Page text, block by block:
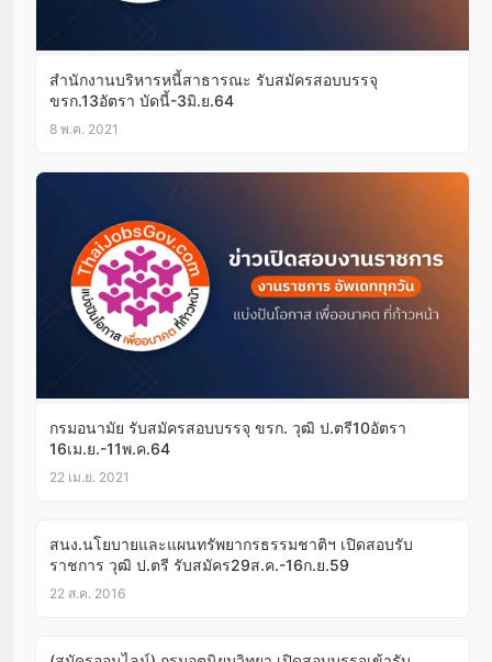
สำนักงานบริหารหนี้สาธารณะ รับสมัครสอบบรรจุ
ขรก.13อัตรา บัดนี้-3มิ.ย.64
8 พ.ค. 2021
กรมอนามัย รับสมัครสอบบรรจุ ขรก. วุฒิ ป.ตรี10อัตรา
16เม.ย.-11พ.ค.64
22 เม.ย. 2021
สนง.นโยบายและแผนทรัพยากรธรรมชาติฯ เปิดสอบรับ
ราชการ วุฒิ ป.ตรี รับสมัคร29ส.ค.-16ก.ย.59
22 ส.ค. 2016